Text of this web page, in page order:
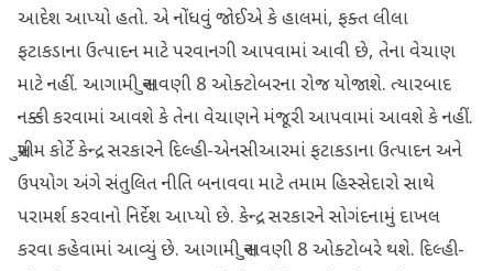
આદેશ આપ્યો હતો. એ નોંધવું જોઈએ કે હાલમાં, ફક્ત લીલા
ફટાકડાના ઉત્પાદન માટે પરવાનગી આપવામાં આવી છે, તેના વેચાણ
માટે નહીં. આગામી સુનાવણી 8 ઓક્ટોબરના રોજ યોજાશે. ત્યારબાદ
નક્કી કરવામાં આવશે કે તેના વેચાણને મંજૂરી આપવામાં આવશે કે નહીં.
સુપ્રીમ કોર્ટે કેન્દ્ર સરકારને દિલ્હી-એનસીઆરમાં ફટાકડાના ઉત્પાદન અને
ઉપયોગ અંગે સંતુલિત નીતિ બનાવવા માટે તમામ હિસ્સેદારો સાથે
પરામર્શ કરવાનો નિર્દેશ આપ્યો છે. કેન્દ્ર સરકારને સોગંદનામું દાખલ
કરવા કહેવામાં આવ્યું છે. આગામી સુનાવણી 8 ઓક્ટોબરે થશે. દિલ્હી-